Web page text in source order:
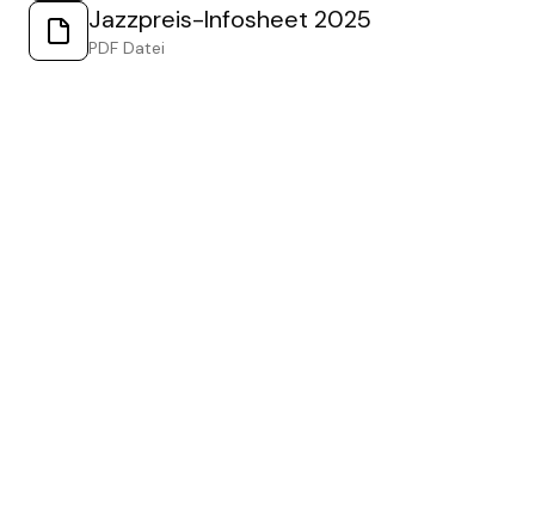
Jazzpreis-Infosheet 2025
PDF Datei